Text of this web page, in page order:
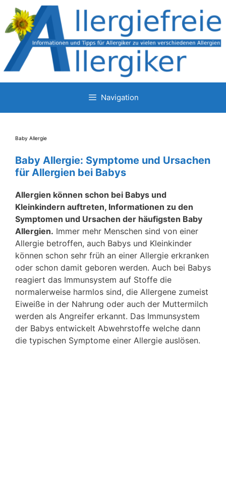
Zum
Inhalt
springen
Navigation
Baby Allergie
Baby Allergie: Symptome und Ursachen
für Allergien bei Babys
Allergien können schon bei Babys und
Kleinkindern auftreten, Informationen zu den
Symptomen und Ursachen der häufigsten Baby
Allergien. Immer mehr Menschen sind von einer
Allergie betroffen, auch Babys und Kleinkinder
können schon sehr früh an einer Allergie erkranken
oder schon damit geboren werden. Auch bei Babys
reagiert das Immunsystem auf Stoffe die
normalerweise harmlos sind, die Allergene zumeist
Eiweiße in der Nahrung oder auch der Muttermilch
werden als Angreifer erkannt. Das Immunsystem
der Babys entwickelt Abwehrstoffe welche dann
die typischen Symptome einer Allergie auslösen.